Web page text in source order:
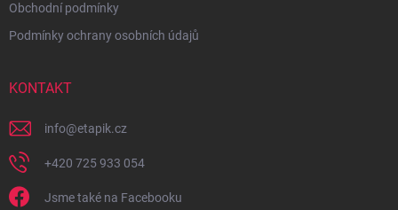
Obchodní podmínky
Podmínky ochrany osobních údajů
KONTAKT
info@etapik.cz
+420 725 933 054
Jsme také na Facebooku